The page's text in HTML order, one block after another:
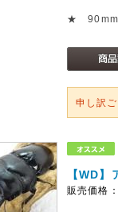
★
申し訳
【WD
販売価格